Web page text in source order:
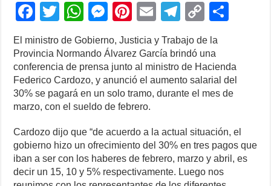
F
a
c
e
b
o
o
k
T
wi
tt
er
W
h
at
s
A
p
p
M
ss
e
n
g
er
Pi
nt
er
e
st
E
m
ail
T
el
e
gr
a
C
o
p
y
Li
k
e
El ministro de Gobierno, Justicia y Trabajo de la
Provincia Normando Álvarez García brindó una
conferencia de prensa junto al ministro de Hacienda
Federico Cardozo, y anunció el aumento salarial del
30% se pagará en un solo tramo, durante el mes de
marzo, con el sueldo de febrero.
Cardozo dijo que “de acuerdo a la actual situación, el
gobierno hizo un ofrecimiento del 30% en tres pagos que
iban a ser con los haberes de febrero, marzo y abril, es
decir un 15, 10 y 5% respectivamente. Luego nos